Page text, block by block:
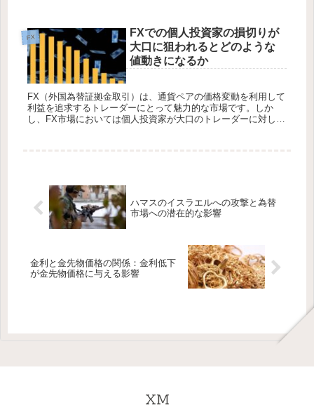
FX
FXでの個人投資家の損切りが
大口に狙われるとどのような
値動きになるか
FX（外国為替証拠金取引）は、通貨ペアの価格変動を利用して
利益を追求するトレーダーにとって魅力的な市場です。しか
し、FX市場においては個人投資家が大口のトレーダーに対して
ハマスのイスラエルへの攻撃と為替
市場への潜在的な影響
金利と金先物価格の関係：金利低下
が金先物価格に与える影響
XM